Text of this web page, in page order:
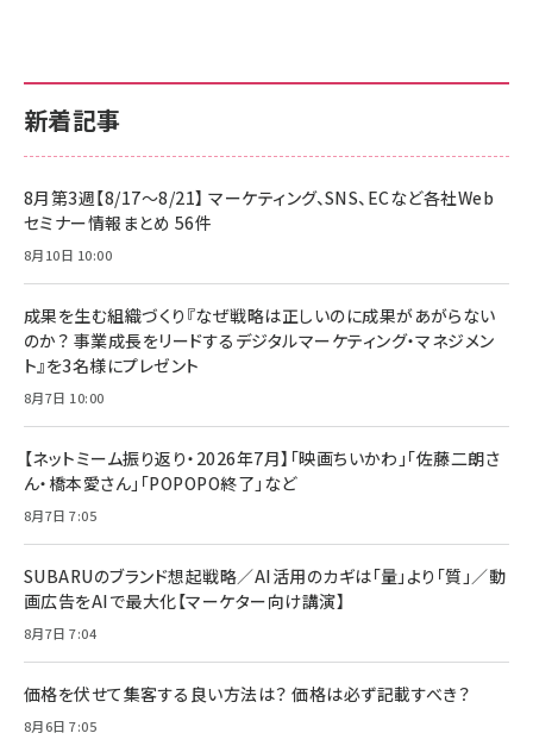
新着記事
8月第3週【8/17～8/21】 マーケティング、SNS、ECなど各社Web
セミナー情報まとめ 56件
8月10日 10:00
成果を生む組織づくり『なぜ戦略は正しいのに成果があがらない
のか？ 事業成長をリードするデジタルマーケティング・マネジメン
ト』を3名様にプレゼント
8月7日 10:00
【ネットミーム振り返り・2026年7月】「映画ちいかわ」「佐藤二朗さ
ん・橋本愛さん」「POPOPO終了」など
8月7日 7:05
SUBARUのブランド想起戦略／AI活用のカギは「量」より「質」／動
画広告をAIで最大化【マーケター向け講演】
8月7日 7:04
価格を伏せて集客する良い方法は？ 価格は必ず記載すべき？
8月6日 7:05